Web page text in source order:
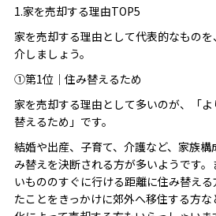
1.家を売却する理由TOP5
家を売却する理由として代表的なもの
介しましょう。
①第1位｜住み替えるため
家を売却する理由として多いのが、「
替えるため」です。
結婚や出産、子育て、介護など、家族
み替えを決断される方が多いようです
いもののすぐに行ける距離に住み替え
たことをきっかけに郊外へ移住する方